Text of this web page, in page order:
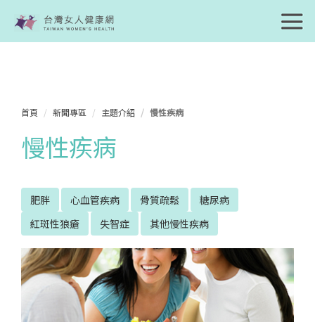
首頁 新聞專區 主題介紹 慢性疾病
慢性疾病
肥胖 心血管疾病 骨質疏鬆
糖尿病
紅斑性狼瘡
失智症 其他慢性疾病